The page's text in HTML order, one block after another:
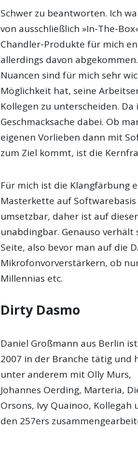
Schwer zu beantworten. Ich
von ausschließlich »In-The-
Chandler-Produkte für mich
allerdings davon
Nuancen sind für mich sehr
Möglichkeit hat, seine
Kollegen zu unterscheiden.
Geschmacksache dabei. Ob
eigenen Vorlieben dann mit
zum Ziel kommt, ist die
Für mich ist die Klangfärbung
Masterkette auf
umsetzbar, daher ist auf
unabdingbar. Genauso verhält
Seite, also bevor man auf die
Mikrofonvorverstärkern, ob
Millennias etc.
Dirty Dasmo
Daniel Großmann aus Berlin
2007 in der Branche tätig und
unter anderem mit Olly Murs,
Johannes Oerding, Marteria,
Orsons, Ivy Quainoo, Kollegah
den 257ers